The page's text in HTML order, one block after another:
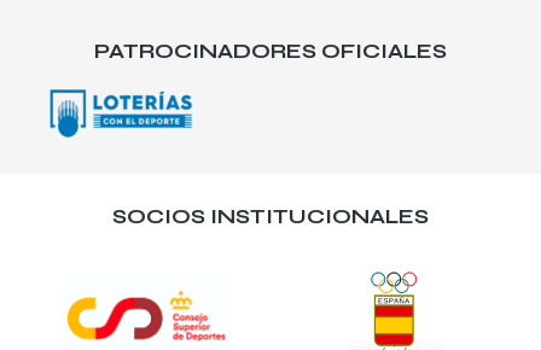
PATROCINADORES OFICIALES
SOCIOS INSTITUCIONALES